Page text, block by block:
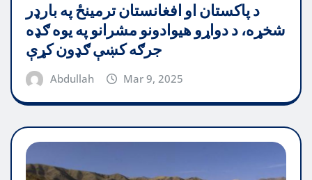
د پاکستان او افغانستان ترمینځ په بارډر
شخړه، د دواړو هیوادونو مشرانو په یوه ګډه
جرګه کښې ګډون کړې
Abdullah Mar 9, 2025